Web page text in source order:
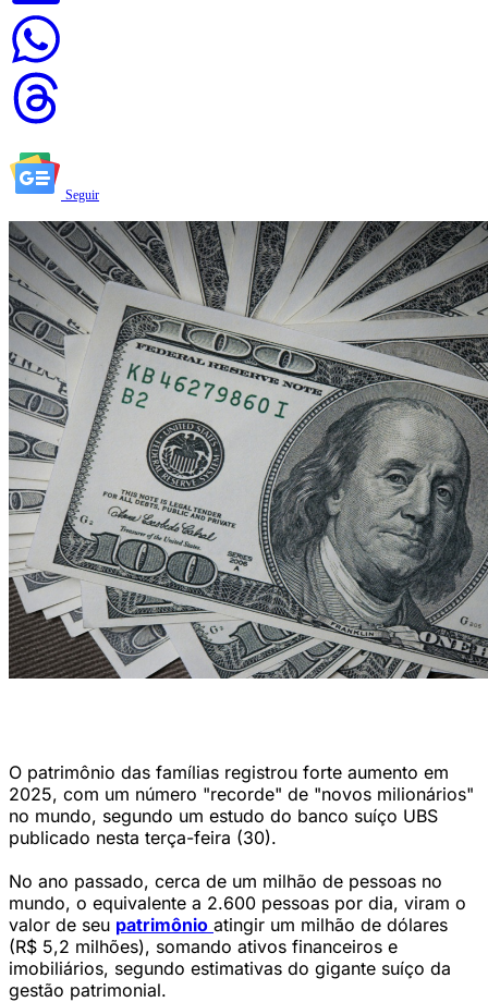
Seguir
O patrimônio das famílias registrou forte aumento em
2025, com um número "recorde" de "novos milionários"
no mundo, segundo um estudo do banco suíço UBS
publicado nesta terça-feira (30).
No ano passado, cerca de um milhão de pessoas no
mundo, o equivalente a 2.600 pessoas por dia, viram o
valor de seu patrimônio atingir um milhão de dólares
(R$ 5,2 milhões), somando ativos financeiros e
imobiliários, segundo estimativas do gigante suíço da
gestão patrimonial.